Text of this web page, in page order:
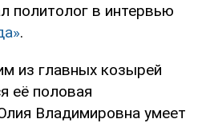
политолог в интервью
.
из главных козырей
её половая
Владимировна умеет